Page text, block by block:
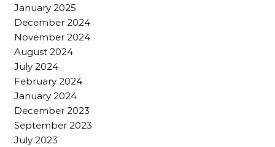
January 2025
December 2024
November 2024
August 2024
July 2024
February 2024
January 2024
December 2023
September 2023
July 2023